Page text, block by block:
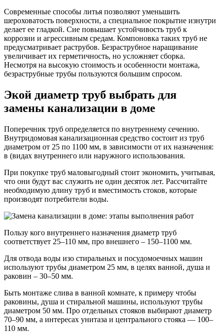
Современные способы литья позволяют уменьшить
шероховатость поверхности, а специальное покрытие изнутри
делает ее гладкой. Сие повышает устойчивость труб к
коррозии и агрессивным средам. Компоновка таких труб не
предусматривает раструбов. Безраструбное наращивание
увеличивает их герметичность, но усложняет сборка.
Несмотря на высокую стоимость и особенности монтажа,
безраструбные трубы пользуются большим спросом.
Экой диаметр труб выбрать для
замены канализации в доме
Поперечник труб определяется по внутреннему сечению.
Внутридомовая канализационная средство состоит из труб
диаметром от 25 по 1100 мм, в зависимости от их назначения:
в (видах внутреннего или наружного использования.
При покупке труб маловыгодный стоит экономить, учитывая,
что они будут вас служить не один десяток лет. Рассчитайте
необходимую длину труб и вместимость стоков, которые
производят потребители воды.
Пользу кого внутреннего назначения диаметр труб
соответствует 25–110 мм, про внешнего – 150–1100 мм.
Для отвода воды изо стиральных и посудомоечных машин
используют трубы диаметром 25 мм, в целях ванной, душа и
раковин – 30–50 мм.
Быть монтаже слива в ванной комнате, к примеру чтобы
раковины, душа и стиральной машины, используют трубы
диаметром 50 мм. Про отдельных стояков выбирают диаметр
70–90 мм, а интересах унитаза и центрального стояка — 100–
110 мм.